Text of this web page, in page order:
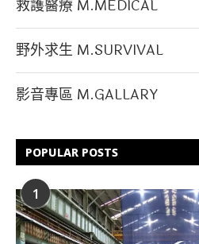
救護醫療 M.MEDICAL
野外求生 M.SURVIVAL
影音專區 M.GALLARY
POPULAR POSTS
1